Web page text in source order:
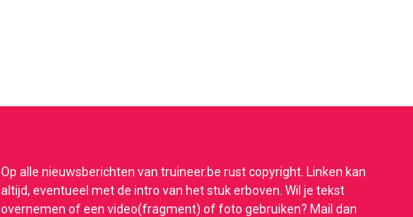
Op alle nieuwsberichten van truineer.be rust copyright. Linken kan
altijd, eventueel met de intro van het stuk erboven. Wil je tekst
overnemen of een video(fragment) of foto gebruiken? Mail dan